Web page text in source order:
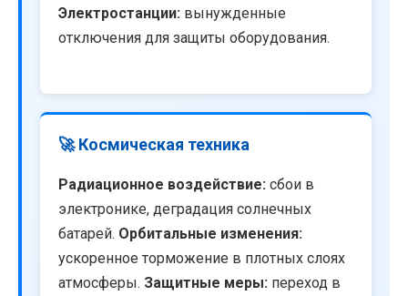
Электростанции: вынужденные
отключения для защиты оборудования.
🚀 Космическая техника
Радиационное воздействие: сбои в
электронике, деградация солнечных
батарей. Орбитальные изменения:
ускоренное торможение в плотных слоях
атмосферы. Защитные меры: переход в